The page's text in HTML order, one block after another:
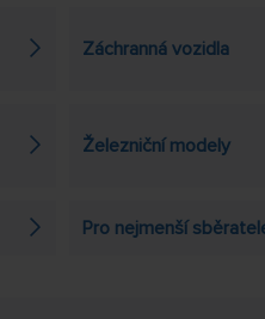
Záchranná vozidla
Železniční modely
Pro nejmenší